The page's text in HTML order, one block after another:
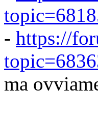
- https://
ma